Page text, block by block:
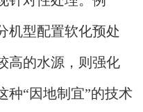
机型配置软化预处
高的水源，则强化
种“因地制宜”的技术